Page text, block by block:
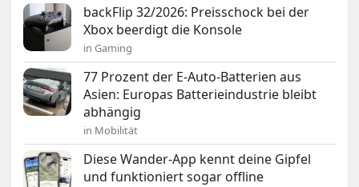
backFlip 32/2026: Preisschock bei der
Xbox beerdigt die Konsole
in Gaming
77 Prozent der E-Auto-Batterien aus
Asien: Europas Batterieindustrie bleibt
abhängig
in Mobilität
Diese Wander-App kennt deine Gipfel
und funktioniert sogar offline